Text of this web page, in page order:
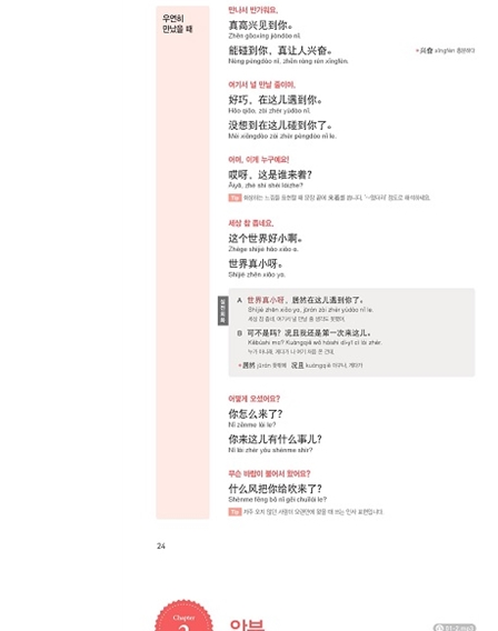
Part 11. 직장
CHAPTER 1. 구직 활동
CHAPTER 2. 직장 생활
CHAPTER 3. 회의
CHAPTER 4. 거래처 방문
CHAPTER 1. 입학 준비
CHAPTER 2. 학교 생활
CHAPTER 1. 은행
CHAPTER 2. 우체국
CHAPTER 4. 부동산
CHAPTER 5. 미용실
CHAPTER 6. 세탁소
CHAPTER 7. 여가 생활
CHAPTER 2. 약국